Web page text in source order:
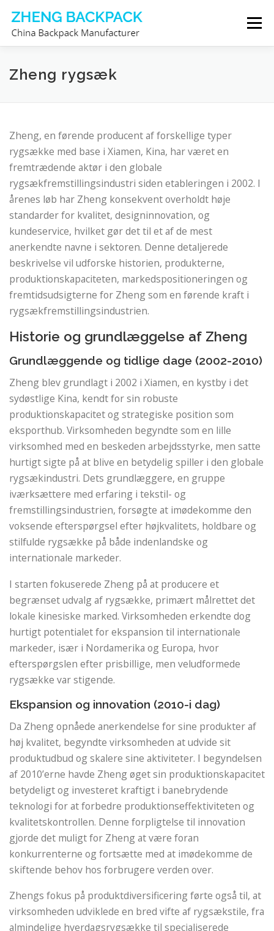
indhold
Menu
RYGSÆKPRODUCENT
Zheng rygsæk
Zheng, en førende producent af forskellige typer
rygsække med base i Xiamen, Kina, har været en
fremtrædende aktør i den globale
rygsækfremstillingsindustri siden etableringen i 2002. I
årenes løb har Zheng konsekvent overholdt høje
standarder for kvalitet, designinnovation, og
kundeservice, hvilket gør det til et af de mest
anerkendte navne i sektoren. Denne detaljerede
beskrivelse vil udforske historien, produkterne,
produktionskapaciteten, markedspositioneringen og
fremtidsudsigterne for Zheng som en førende kraft i
rygsækfremstillingsindustrien.
Historie og grundlæggelse af Zheng
Grundlæggende og tidlige dage (2002-2010)
Zheng blev grundlagt i 2002 i Xiamen, en kystby i det
sydøstlige Kina, kendt for sin robuste
produktionskapacitet og strategiske position som
eksporthub. Virksomheden begyndte som en lille
virksomhed med en beskeden arbejdsstyrke, men satte
hurtigt sigte på at blive en betydelig spiller i den globale
rygsækindustri. Dets grundlæggere, en gruppe
iværksættere med erfaring i tekstil- og
fremstillingsindustrien, forsøgte at imødekomme den
voksende efterspørgsel efter højkvalitets, holdbare og
stilfulde rygsække på både indenlandske og
internationale markeder.
I starten fokuserede Zheng på at producere et
begrænset udvalg af rygsække, primært målrettet det
lokale kinesiske marked. Virksomheden erkendte dog
hurtigt potentialet for ekspansion til internationale
markeder, især i Nordamerika og Europa, hvor
efterspørgslen efter prisbillige, men veludformede
rygsække var stigende.
Ekspansion og innovation (2010-i dag)
Da Zheng opnåede anerkendelse for sine produkter af
høj kvalitet, begyndte virksomheden at udvide sit
produktudbud og skalere sine aktiviteter. I begyndelsen
af ​​2010’erne havde Zheng øget sin produktionskapacitet
betydeligt og investeret kraftigt i banebrydende
teknologi for at forbedre produktionseffektiviteten og
kvalitetskontrollen. Denne forpligtelse til innovation
gjorde det muligt for Zheng at være foran
konkurrenterne og fortsætte med at imødekomme de
skiftende behov hos forbrugere verden over.
Zhengs fokus på produktdiversificering førte også til, at
virksomheden udviklede en bred vifte af rygsækstile, fra
almindelige hverdagsrygsække til specialiserede